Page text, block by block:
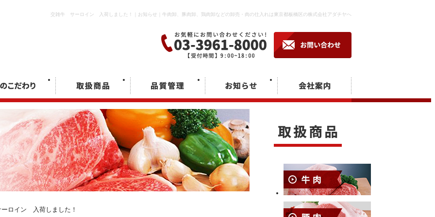
交雑牛 サーロイン 入荷しました！｜お知らせ｜牛肉卸、豚肉卸、鶏肉卸などの卸売・肉の仕入れは東京都板橋区の株式会社アダチヤへ
イン 入荷しました！